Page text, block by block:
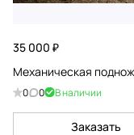
35 000 ₽
Механическая
0 0 В наличии
Заказать